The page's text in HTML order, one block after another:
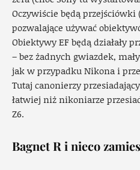
Oczywiście będą przejściówki
pozwalające używać
Obiektywy EF będą działały
– bez żadnych gwiazdek,
jak w przypadku Nikona i
Tutaj canonierzy
łatwiej niż nikoniarze
Z6.
Bagnet R i nieco